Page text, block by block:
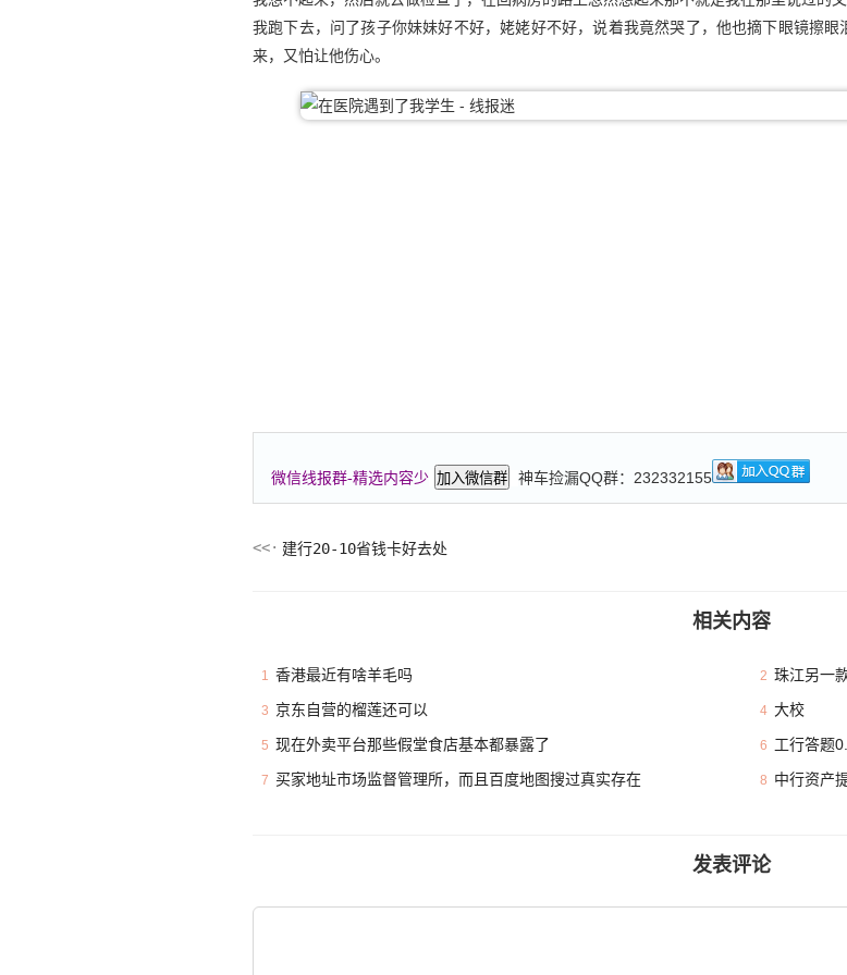
我跑下去，问了孩子你妹妹好不好，姥姥好不好，说着我竟然哭了，他也摘下眼镜擦
来，又怕让他伤心。
微信线报群-精选内容少 加入微信群 神车捡漏QQ群：232332155
建行20-10省钱卡好去处
相关内容
1 香港最近有啥羊毛吗 2 珠江另一
3 京东自营的榴莲还可以 4 大校
5 现在外卖平台那些假堂食店基本都暴露了 6 工行答题
7 买家地址市场监督管理所，而且百度地图搜过真实存在 8 中行资产
发表评论